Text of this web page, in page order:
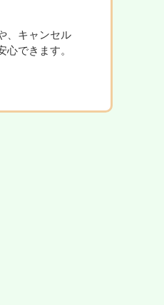
、キャンセル
できます。